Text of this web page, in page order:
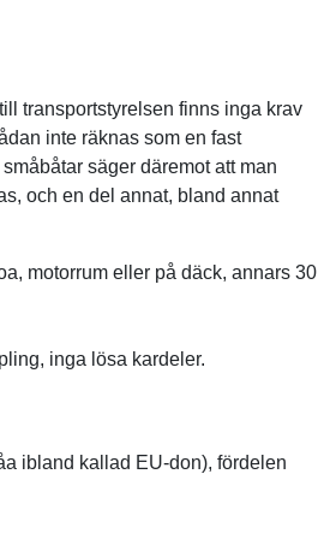
transportstyrelsen finns inga krav
inte räknas som en fast
säger däremot att man
och en del annat, bland annat
motorrum eller på däck, annars 30
inga lösa kardeler.
ibland kallad EU-don), fördelen